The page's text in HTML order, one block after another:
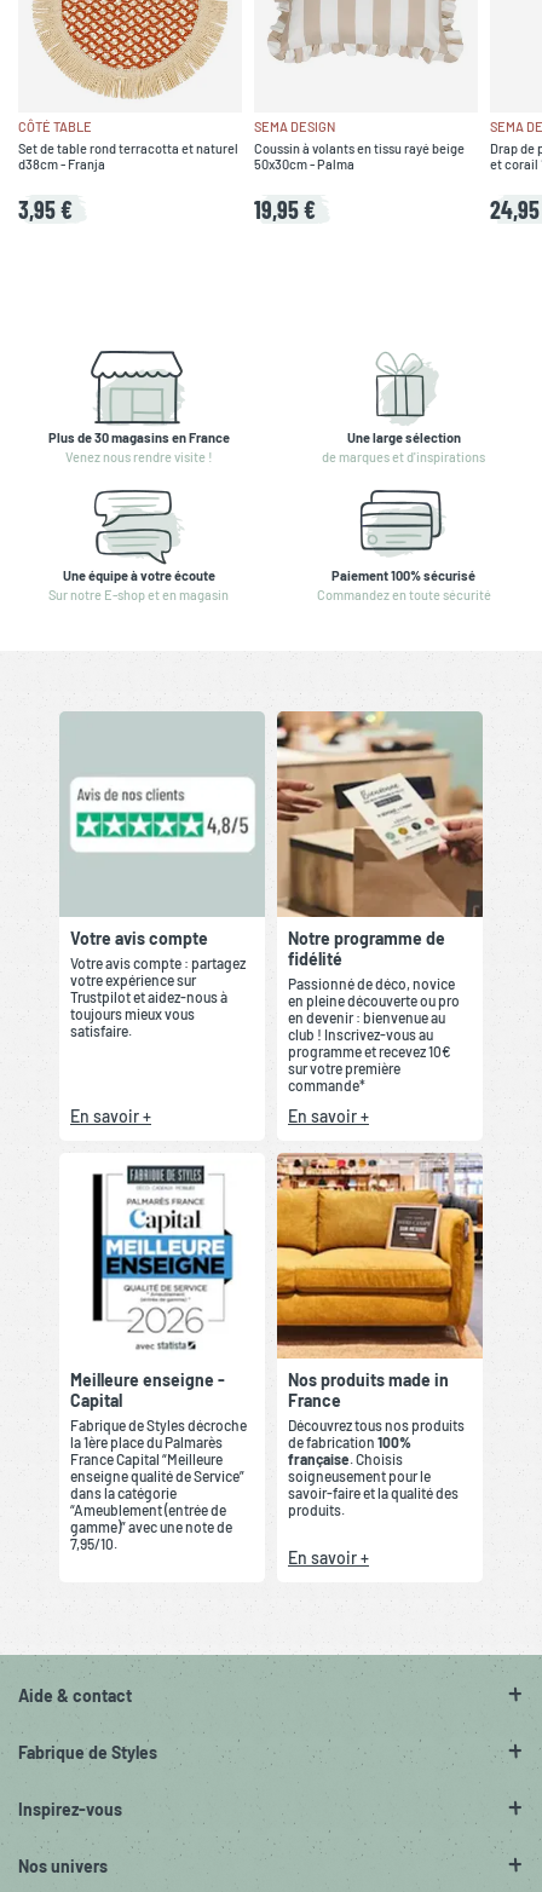
CÔTÉ TABLE
Set de table rond terracotta et naturel
d38cm - Franja
3,95 €
SEMA DESIGN
Coussin à volants en tissu rayé beige
50x30cm - Palma
19,95 €
SEMA
Drap de
et corail
Plus de 30 magasins en France
Venez nous rendre visite !
Une large sélection
de marques et d'inspirations
Une équipe à votre écoute
Sur notre E-shop et en magasin
Paiement 100% sécurisé
Commandez en toute sécurité
Votre avis compte
Votre avis compte : partagez
votre expérience sur
Trustpilot et aidez-nous à
toujours mieux vous
satisfaire.
En savoir +
Notre programme de
fidélité
Passionné de déco, novice
en pleine découverte ou pro
en devenir : bienvenue au
club ! Inscrivez-vous au
programme et recevez 10€
sur votre première
commande*
En savoir +
Meilleure enseigne -
Capital
Fabrique de Styles décroche
la 1ère place du Palmarès
France Capital “Meilleure
enseigne qualité de Service”
dans la catégorie
“Ameublement (entrée de
gamme)” avec une note de
7,95/10.
Nos produits made in
France
Découvrez tous nos produits
de fabrication 100%
française . Choisis
soigneusement pour le
savoir-faire et la qualité des
produits.
En savoir +
Aide & contact
Fabrique de Styles
Inspirez-vous
Nos univers